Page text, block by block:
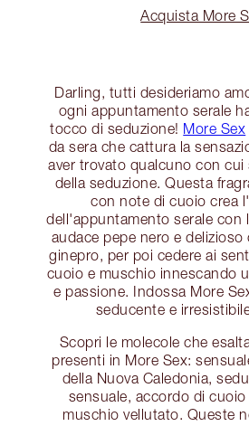
Acquista More
Darling, tutti desideriamo
ogni appuntamento serale
tocco di seduzione! More Sex
da sera che cattura la
aver trovato qualcuno con cui
della seduzione. Questa
con note di cuoio crea
dell'appuntamento serale con
audace pepe nero e delizioso
ginepro, per poi cedere ai
cuoio e muschio innescando
e passione. Indossa More
seducente e
Scopri le molecole che
presenti in More Sex:
della Nuova Caledonia,
sensuale, accordo di cuoio
muschio vellutato. Queste